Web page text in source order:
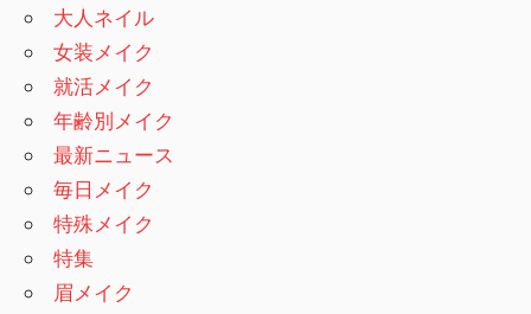
大人ネイル
女装メイク
就活メイク
年齢別メイク
最新ニュース
毎日メイク
特殊メイク
特集
眉メイク